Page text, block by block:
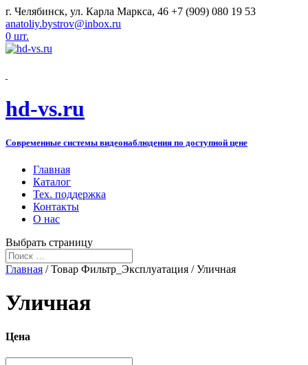
г. Челябинск, ул. Карла Маркса, 46 +7 (909) 080 19 53
anatoliy.bystrov@inbox.ru
0 шт.
hd-vs.ru
Современные системы видеонаблюдения по доступной цене
Главная
Каталог
Тех. поддержка
Контакты
О нас
Выбрать страницу
Главная / Товар Фильтр_Эксплуатация / Уличная
Уличная
Цена